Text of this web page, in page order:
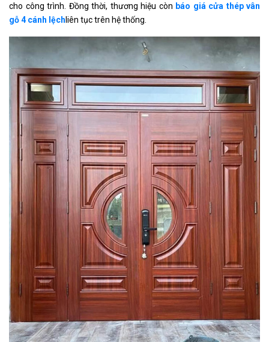
cho công trình. Đồng thời, thương hiệu còn báo giá cửa thép vân
gỗ 4 cánh lệch liên tục trên hệ thống.